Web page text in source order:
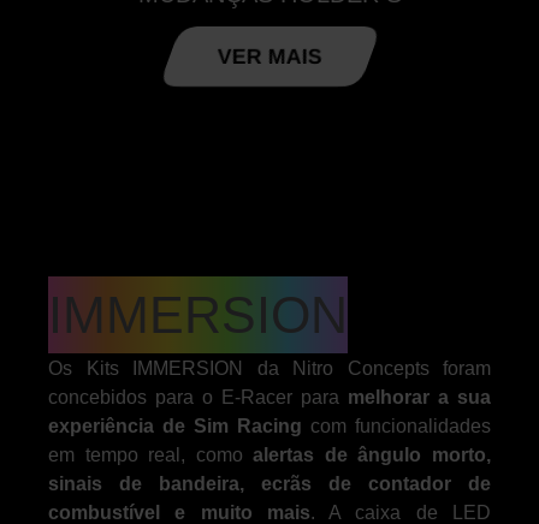
VER MAIS
IMMERSION
Os Kits IMMERSION da Nitro Concepts foram
concebidos para o E-Racer para melhorar a sua
experiência de Sim Racing com funcionalidades
em tempo real, comoalertas de ângulo morto,
sinais de bandeira, ecrãs de contador de
combustível e muito mais. A caixa de LED